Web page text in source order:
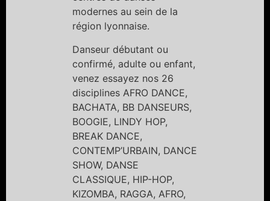
modernes au sein de la
région lyonnaise.
Danseur débutant ou
confirmé, adulte ou enfant,
venez essayez nos 26
disciplines AFRO DANCE,
BACHATA, BB DANSEURS,
BOOGIE, LINDY HOP,
BREAK DANCE,
CONTEMP’URBAIN, DANCE
SHOW, DANSE
CLASSIQUE, HIP-HOP,
KIZOMBA, RAGGA, AFRO,